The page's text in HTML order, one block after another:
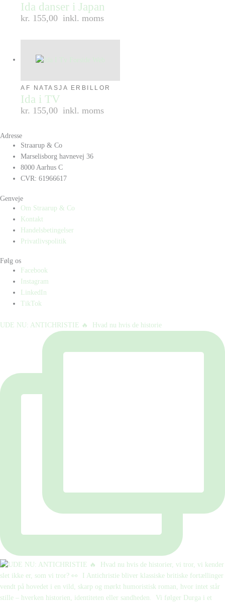
Ida danser i Japan
kr. 155,00 inkl. moms
AF NATASJA ERBILLOR
Ida i TV
kr. 155,00 inkl. moms
Adresse
Straarup & Co
Marselisborg havnevej 36
8000 Aarhus C
CVR: 61966617
Genveje
Om Straarup & Co
Kontakt
Handelsbetingelser
Privatlivspolitik
Følg os
Facebook
Instagram
LinkedIn
TikTok
UDE NU: ANTICHRISTIE 🔥⁠ ⁠ Hvad nu hvis de historie